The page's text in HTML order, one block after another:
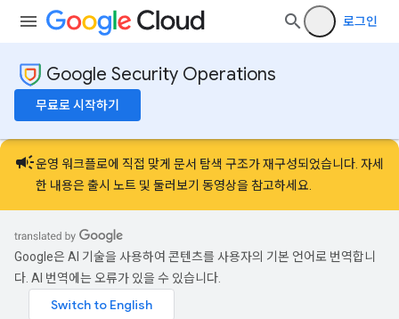
로그인
Google Security Operations
무료로 시작하기
campaign운영 워크플로에 직접 맞게 문서 탐색 구조가 재구성되었습니다. 자세
한 내용은출시 노트 및 둘러보기 동영상을 참고하세요.
Google은 AI 기술을 사용하여 콘텐츠를 사용자의 기본 언어로 번역합니
다. AI 번역에는 오류가 있을 수 있습니다.